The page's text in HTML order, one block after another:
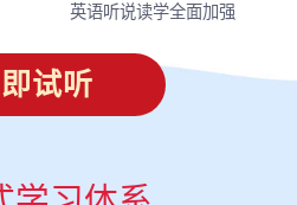
英语听说读学全面加强
试听